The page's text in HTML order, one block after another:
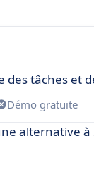
des tâches et
Démo gratuite
alternative